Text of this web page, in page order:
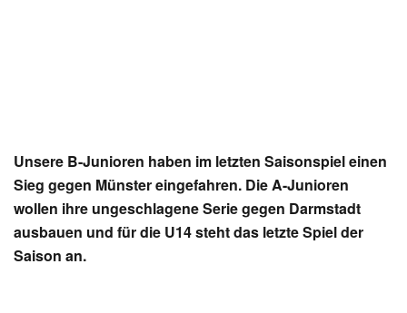
Unsere B-Junioren haben im letzten Saisonspiel einen
Sieg gegen Münster eingefahren. Die A-Junioren
wollen ihre ungeschlagene Serie gegen Darmstadt
ausbauen und für die U14 steht das letzte Spiel der
Saison an.